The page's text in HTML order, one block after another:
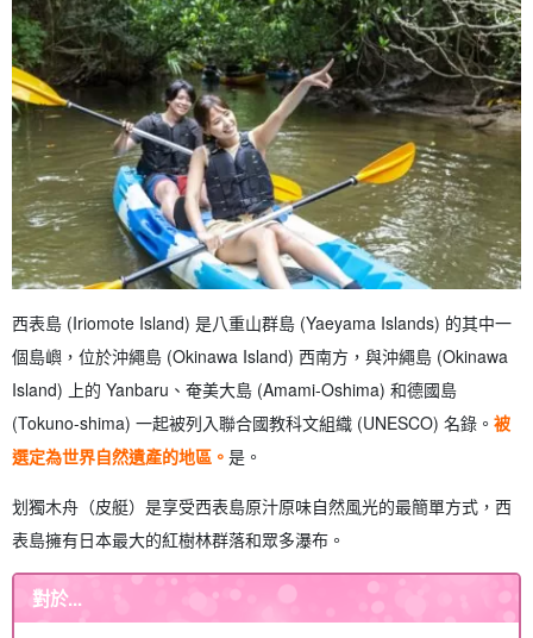
西表島 (Iriomote Island) 是八重山群島 (Yaeyama Islands) 的其中一
個島嶼，位於沖繩島 (Okinawa Island) 西南方，與沖繩島 (Okinawa
Island) 上的 Yanbaru、奄美大島 (Amami-Oshima) 和德國島
(Tokuno-shima) 一起被列入聯合國教科文組織 (UNESCO) 名錄。 被
選定為世界自然遺產的地區。 是。
划獨木舟（皮艇）是享受西表島原汁原味自然風光的最簡單方式，西
表島擁有日本最大的紅樹林群落和眾多瀑布。
對於...